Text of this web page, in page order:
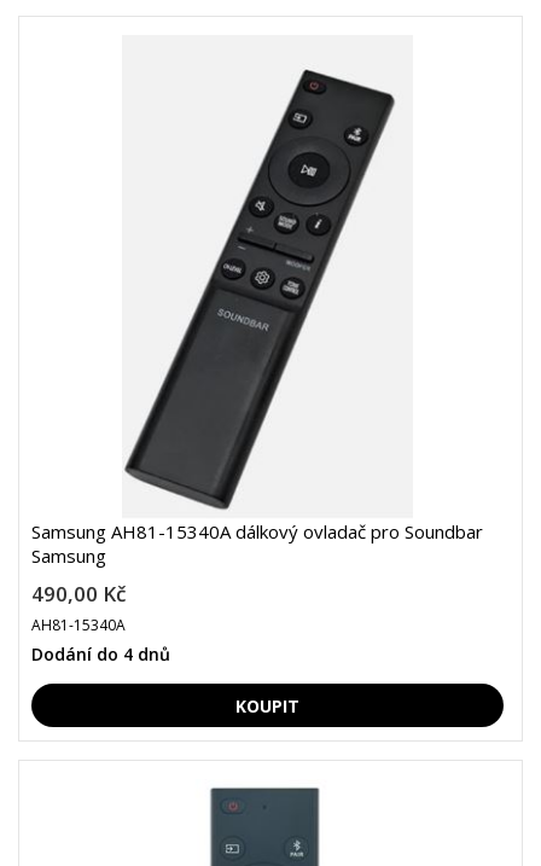
Samsung AH81-15340A dálkový ovladač pro Soundbar
Samsung
490,00 Kč
AH81-15340A
Dodání do 4 dnů